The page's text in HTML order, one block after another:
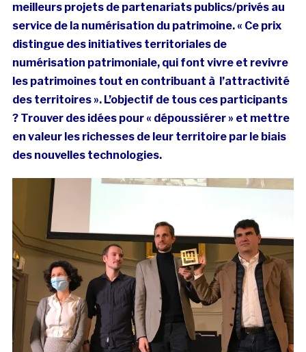
meilleurs projets de partenariats publics/privés au
service de la numérisation du patrimoine. « Ce prix
distingue des initiatives territoriales de
numérisation patrimoniale, qui font vivre et revivre
les patrimoines tout en contribuant à l’attractivité
des territoires ». L’objectif de tous ces participants
? Trouver des idées pour « dépoussiérer » et mettre
en valeur les richesses de leur territoire par le biais
des nouvelles technologies.